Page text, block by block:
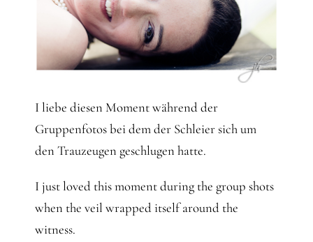
I liebe diesen Moment während der
Gruppenfotos bei dem der Schleier sich um
den Trauzeugen geschlugen hatte.
I just loved this moment during the group shots
when the veil wrapped itself around the
witness.